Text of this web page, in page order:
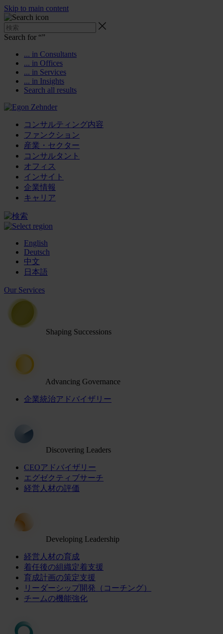
Skip to main content
Search for “”
... in Consultants
... in Offices
... in Services
... in Insights
Search all results
コンサルティング内容
ファンクション
産業・セクター
コンサルタント
オフィス
インサイト
企業情報
キャリア
English
Deutsch
中文
日本語
Our Services
Shaping Successions
Advancing Governance
企業統治アドバイザリー
Discovering Leaders
CEOアドバイザリー
エグゼクティブサーチ
経営人材の評価
Developing Leadership
経営人材の育成
着任後の組織定着支援
育成計画の策定支援
リーダーシップ開発（コーチング）
チームの機能強化